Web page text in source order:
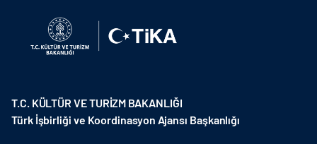
T.C. KÜLTÜR VE TURİZM BAKANLIĞI
Türk İşbirliği ve Koordinasyon Ajansı Başkanlığı